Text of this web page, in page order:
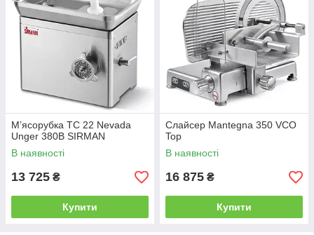
М’ясорубка TC 22 Nevada
Unger 380В SIRMAN
В наявності
13 725 ₴
Купити
Слайсер Mantegna 350 VCO
Top
В наявності
16 875 ₴
Купити